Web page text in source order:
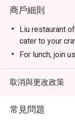
商戶細則
Liu restaurant
cater to your
For lunch, join
our delectable
(last order at
950++ on
* Last order for
取消與更改政策
常見問題